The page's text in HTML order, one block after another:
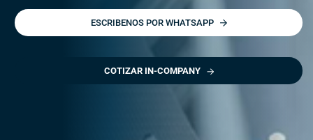
ESCRIBENOS POR WHATSAPP
COTIZAR IN-COMPANY